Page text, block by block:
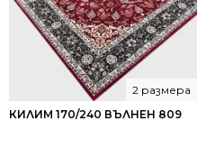
КИЛИМ 170/240 ВЪЛНЕН 809
2 размера